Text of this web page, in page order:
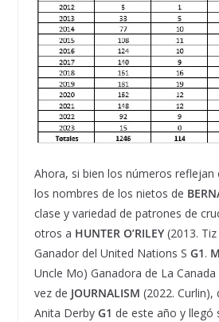
Ahora, si bien los números reflejan
los nombres de los nietos de
clase y variedad de patrones de
otros a HUNTER O’RILEY(2013.
Ganador del United Nations S G1.
Uncle Mo) Ganadora de La Canada
vez de JOURNALISM (2022. Curlin),
Anita Derby G1 de este año y llegó